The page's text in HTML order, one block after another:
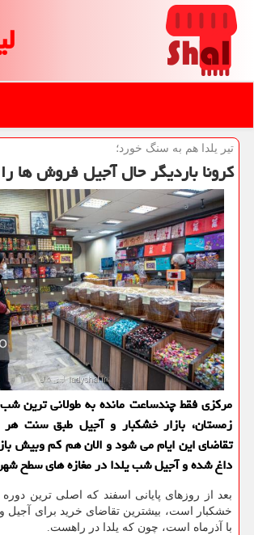
تیر یلدا هم به سنگ خورد؛
كرونا باردیگر حال آجیل فروش ها
مرکزی فقط چندساعت مانده به طولانی ترین
زمستان، بازار خشکبار و آجیل طبق سنت هر
تقاضای این ایام می شود و الان هم کم وبیش
داغ شده و آجیل شب یلدا در مغازه های سطح
بعد از روزهای پایانی اسفند که اصلی ترین
خشکبار است، بیشترین تقاضای خرید برای آجیل
با آذرماه است، چون که یلدا در راهست.